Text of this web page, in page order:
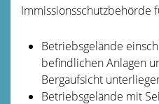
Immissionsschutzbehörde
Betriebsgelände
befindlichen Anlagen
Bergaufsicht
Betriebsgelände mit